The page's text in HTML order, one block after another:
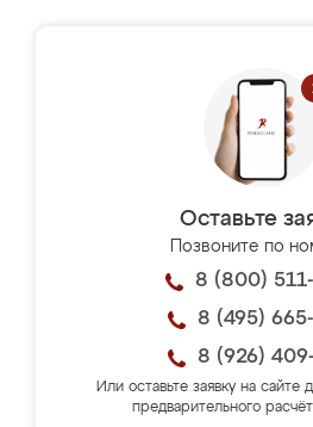
Оставьте
Позвоните по
8 (800)
8 (495)
8 (926)
Или оставьте заявку на сайте
предварительного